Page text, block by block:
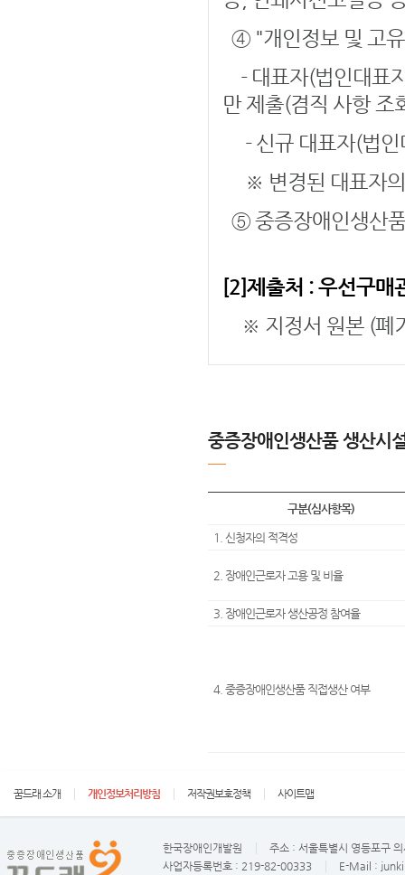
④ "개인정보 및 고
- 대표자(법인대표
만 제출(겸직 사항 조
- 신규 대표자(법인
※ 변경된 대표자의
⑤ 중증장애인생산
[2]제출처 : 우선구매
※ 지정서 원본 (폐
중증장애인생산품 생산
구분(심사항목)
1. 신청자의 적격성
2. 장애인근로자 고용 및 비율
3. 장애인근로자 생산공정 참여율
4. 중증장애인생산품 직접생산 여부
꿈드래 소개 개인정보처리방침 저작권보호정책 사이트맵
한국장애인개발원 주소 : 서울특별시 영등포구
사업자등록번호 : 219-82-00333 E-Mail :